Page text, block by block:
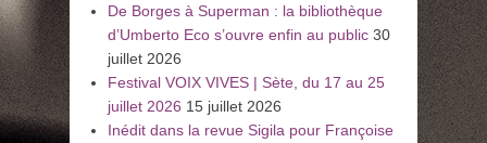
De Borges à Superman : la bibliothèque
d’Umberto Eco s’ouvre enfin au public 30
juillet 2026
Festival VOIX VIVES | Sète, du 17 au 25
juillet 2026 15 juillet 2026
Inédit dans la revue Sigila pour Françoise